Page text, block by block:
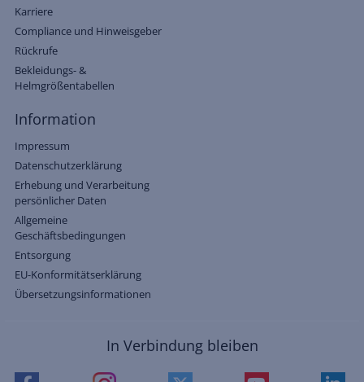
Karriere
Compliance und Hinweisgeber
Rückrufe
Bekleidungs- &
Helmgrößentabellen
Information
Impressum
Datenschutzerklärung
Erhebung und Verarbeitung
persönlicher Daten
Allgemeine
Geschäftsbedingungen
Entsorgung
EU-Konformitätserklärung
Übersetzungsinformationen
In Verbindung bleiben